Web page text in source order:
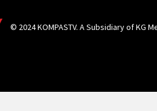
© 2024 KOMPASTV. A Subsidiary ofKG